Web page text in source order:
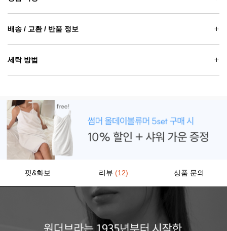
배송 / 교환 / 반품 정보
세탁 방법
핏&화보 리뷰 (12) 상품 문의